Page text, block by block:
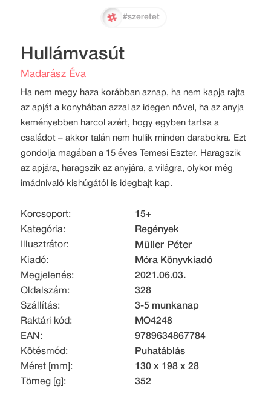
#szeretet
Hullámvasút
Madarász Éva
Ha nem megy haza korábban aznap, ha nem kapja rajta
az apját a konyhában azzal az idegen nővel, ha az anyja
keményebben harcol azért, hogy egyben tartsa a
családot – akkor talán nem hullik minden darabokra. Ezt
gondolja magában a 15 éves Temesi Eszter. Haragszik
az apjára, haragszik az anyjára, a világra, olykor még
imádnivaló kishúgától is idegbajt kap.
Korcsoport:
15+
Kategória:
Regények
Illusztrátor:
Müller Péter
Kiadó:
Móra Könyvkiadó
Megjelenés:
2021.06.03.
Oldalszám:
328
Szállítás:
3-5 munkanap
Raktári kód:
MO4248
EAN:
9789634867784
Kötésmód:
Puhatáblás
Méret [mm]:
130 x 198 x 28
Tömeg [g]:
352